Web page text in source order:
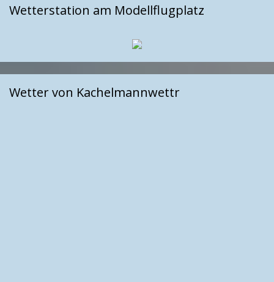
Wetterstation am Modellflugplatz
Wetter von Kachelmannwettr